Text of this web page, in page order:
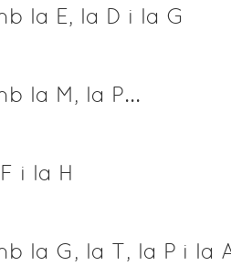
la E, la D i la G
la M, la P...
i la H
la G, la T, la P i la